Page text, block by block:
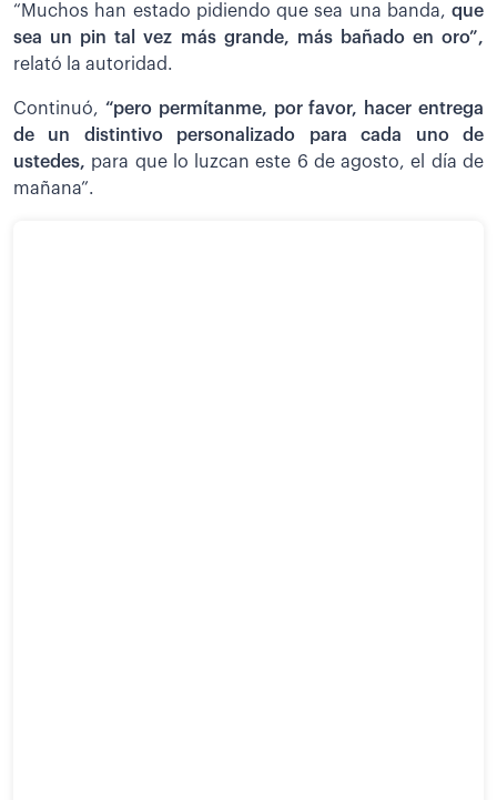
“Muchos han estado pidiendo que sea una banda, que
sea un pin tal vez más grande, más bañado en oro”,
relató la autoridad.
Continuó, “pero permítanme, por favor, hacer entrega
de un distintivo personalizado para cada uno de
ustedes, para que lo luzcan este 6 de agosto, el día de
mañana”.